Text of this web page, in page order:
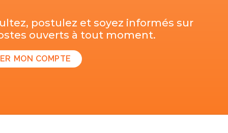
postulez et soyez informés sur
ouverts à tout moment.
MON COMPTE